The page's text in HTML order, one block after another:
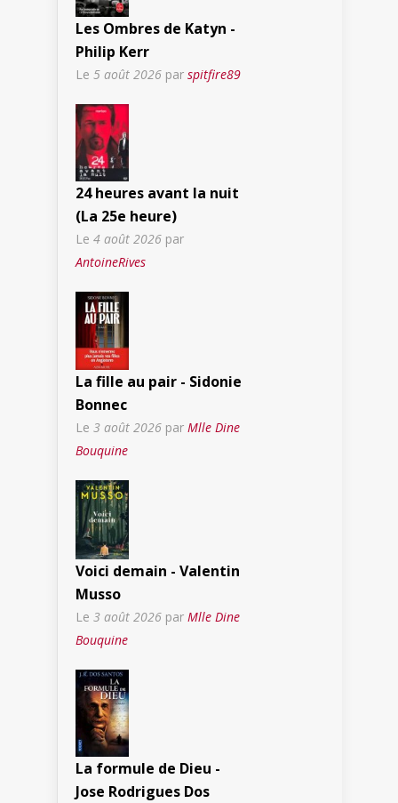
Les Ombres de Katyn -
Philip Kerr
Le 5 août 2026 par spitfire89
24 heures avant la nuit
(La 25e heure)
Le 4 août 2026 par
AntoineRives
La fille au pair - Sidonie
Bonnec
Le 3 août 2026 par Mlle Dine
Bouquine
Voici demain - Valentin
Musso
Le 3 août 2026 par Mlle Dine
Bouquine
La formule de Dieu -
Jose Rodrigues Dos